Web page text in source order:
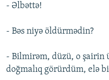
- Əlbəttə!
- Bəs niyə öldürmədin?
- Bilmirəm, düzü, o şairin
doğmalıq görürdüm, elə